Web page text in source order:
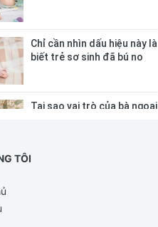
Chỉ cần nhìn dấu hiệu này là
biết trẻ sơ sinh đã bú no
Tại sao vai trò của bà ngoại
TÔI